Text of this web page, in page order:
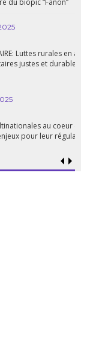
systèmes
de l’impérialisme.